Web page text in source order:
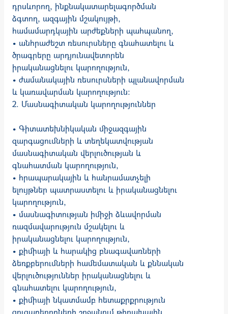
դրսևորող, ինքնակատարելագործման
ձգտող, ազգային մշակույթի,
համամարդկային արժեքների պահպանող,
• անհրաժեշտ ռեսուրսները գնահատելու և
ծրագրերը արդյունավետորեն
իրականացնելու կարողություն,
• ժամանակային ռեսուրսների պլանավորման
և կառավարման կարողություն:
2. Մասնագիտական կարողություններ
• Գիտատեխնիկական միջազգային
զարգացումների և տեղեկատվության
մասնագիտական վերլուծության և
գնահատման կարողություն,
• հրապարակային և հանրամատչելի
ելույթներ պատրաստելու և իրականացնելու
կարողություն,
• մասնագիտության իմիջի ձևավորման
ռազմավարություն մշակելու և
իրականացնելու կարողություն,
• քիմիայի և հարակից բնագավառների
ձեռքբերումների համեմատական և քննական
վերլուծություններ իրականացնելու և
գնահատելու կարողություն,
• քիմիայի նկատմամբ հետաքրքրություն
ցուցաբերողների շրջանում թիրախային